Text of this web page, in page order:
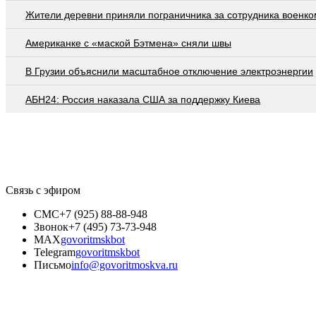
Жители деревни приняли пограничника за сотрудника
Американке с «маской Бэтмена» сняли швы
В Грузии объяснили масштабное отключение электроэнергии
АБН24: Россия наказала США за поддержку Киева
Связь с эфиром
СМС+7 (925) 88-88-948
Звонок+7 (495) 73-73-948
MAXgovoritmskbot
Telegramgovoritmskbot
Письмоinfo@govoritmoskva.ru